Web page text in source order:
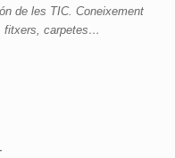
de les TIC. Coneixement
fitxers, carpetes…